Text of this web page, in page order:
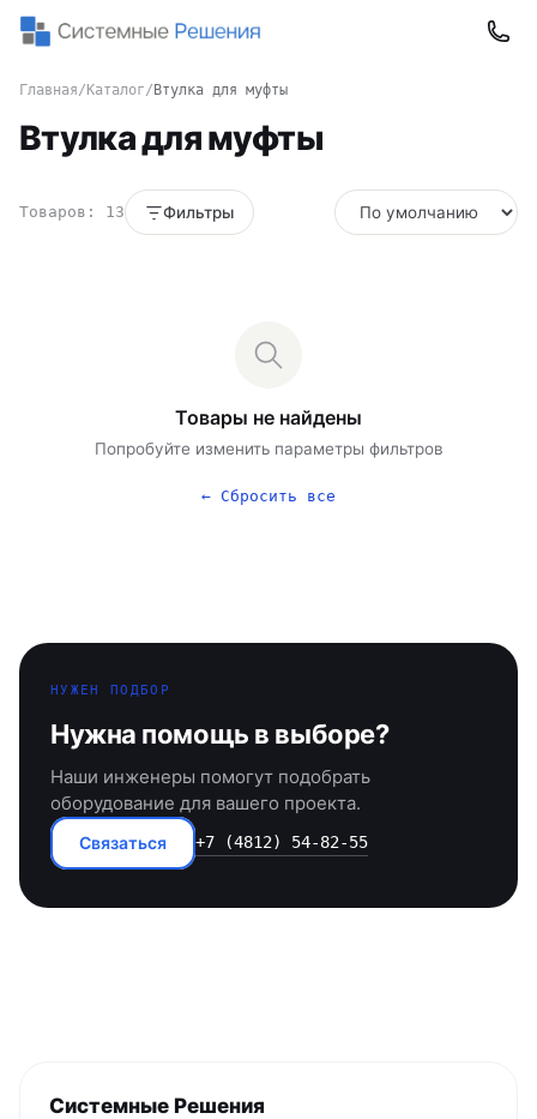
Главная/ Каталог/ Втулка для муфты
Втулка для муфты
Товаров: 13 Фильтры
Товары не найдены
Попробуйте изменить параметры фильтров
← Сбросить все
НУЖЕН ПОДБОР
Нужна помощь в выборе?
Наши инженеры помогут подобрать
оборудование для вашего проекта.
Связаться +7 (4812) 54-82-55
Системные Решения